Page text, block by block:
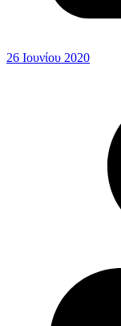
26 Ιουνίου 2020